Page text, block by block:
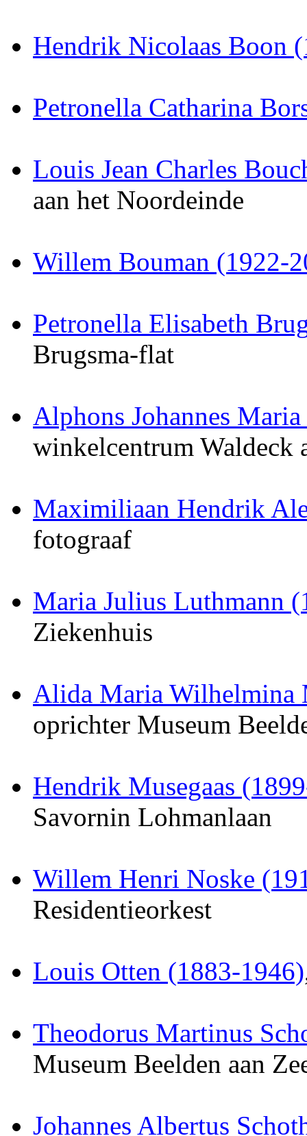
Hendrik Nicolaas Boon
Petronella Catharina
Louis Jean Charles
aan het Noordeinde
Willem Bouman (1922-
Petronella Elisabeth
Brugsma-flat
Alphons Johannes
winkelcentrum Waldeck
Maximiliaan Hendrik
fotograaf
Maria Julius Luthmann
Ziekenhuis
Alida Maria Wilhelmina
oprichter Museum
Hendrik Musegaas
Savornin Lohmanlaan
Willem Henri Noske
Residentieorkest
Louis Otten (1883-1946)
Theodorus Martinus
Museum Beelden aan
Johannes Albertus